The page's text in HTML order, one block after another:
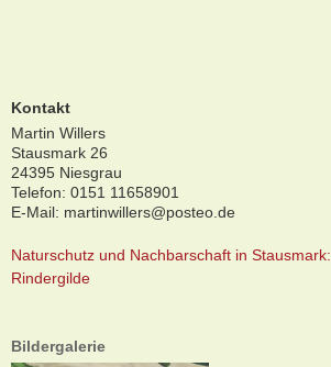
Naturschutz und Nachbarschaft in Stausmark:
Rindergilde
Bildergalerie
Kontakt
Martin Willers
Stausmark 26
24395 Niesgrau
Telefon: 0151 11658901
E-Mail: martinwillers@posteo.de